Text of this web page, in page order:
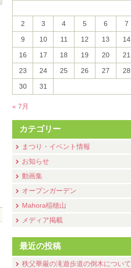
2
3 4 5 6 7
9
10 11 12 13 14
16
17 18 19 20 21
23
24 25 26 27 28
30
31
« 7月
カテゴリー
まつり・イベント情報
お知らせ
動画集
オープンガーデン
Mahora稲穂山
メディア掲載
最近の投稿
秩父華厳の滝遊歩道の倒木について